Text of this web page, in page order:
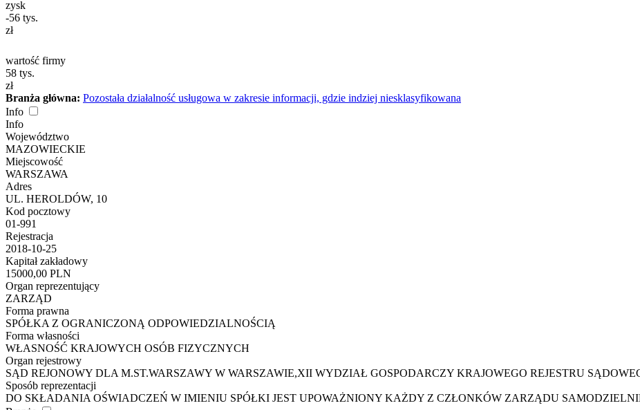
zysk
-56 tys.
zł
wartość firmy
58 tys.
zł
Branża główna: Pozostała działalność usługowa w zakresie informacji, gdzie indziej niesklasyfikowana
Info
Info
Województwo
MAZOWIECKIE
Miejscowość
WARSZAWA
Adres
UL. HEROLDÓW, 10
Kod pocztowy
01-991
Rejestracja
2018-10-25
Kapitał zakładowy
15000,00 PLN
Organ reprezentujący
ZARZĄD
Forma prawna
SPÓŁKA Z OGRANICZONĄ ODPOWIEDZIALNOŚCIĄ
Forma własności
WŁASNOŚĆ KRAJOWYCH OSÓB FIZYCZNYCH
Organ rejestrowy
SĄD REJONOWY DLA M.ST.WARSZAWY W WARSZAWIE,XII WYDZIAŁ GOSPODARCZY KRAJOWEGO REJESTRU
Sposób reprezentacji
DO SKŁADANIA OŚWIADCZEŃ W IMIENIU SPÓŁKI JEST UPOWAŻNIONY KAŻDY Z CZŁONKÓW ZARZĄDU